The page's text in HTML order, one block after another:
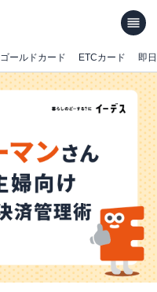
ゴールドカード ETCカード 即